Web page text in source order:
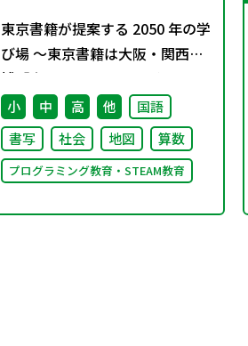
東京書籍が提案する 2050 年の学
び場 ～東京書籍は大阪・関西万
博「大阪ヘルスケア パビリオ
ン」に出展・協賛します～
小 中 高 他
国語
書写
社会 地図 算数
プログラミング教育・STEAM教育